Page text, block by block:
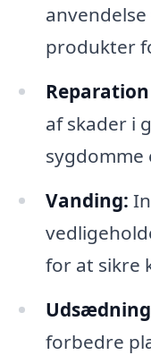
produkter
af skader i
sygdomme
Vanding:
for at sikre
forbedre